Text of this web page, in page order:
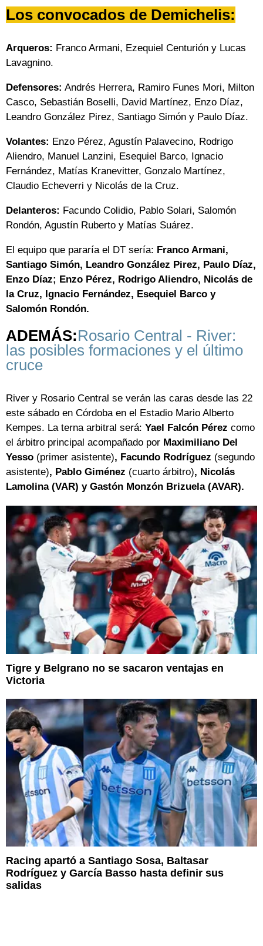
Los convocados de Demichelis:
Arqueros: Franco Armani, Ezequiel Centurión y Lucas
Lavagnino.
Defensores: Andrés Herrera, Ramiro Funes Mori, Milton
Casco, Sebastián Boselli, David Martínez, Enzo Díaz,
Leandro González Pirez, Santiago Simón y Paulo Díaz.
Volantes: Enzo Pérez, Agustín Palavecino, Rodrigo
Aliendro, Manuel Lanzini, Esequiel Barco, Ignacio
Fernández, Matías Kranevitter, Gonzalo Martínez,
Claudio Echeverri y Nicolás de la Cruz.
Delanteros: Facundo Colidio, Pablo Solari, Salomón
Rondón, Agustín Ruberto y Matías Suárez.
El equipo que pararía el DT sería: Franco Armani,
Santiago Simón, Leandro González Pirez, Paulo Díaz,
Enzo Díaz; Enzo Pérez, Rodrigo Aliendro, Nicolás de
la Cruz, Ignacio Fernández, Esequiel Barco y
Salomón Rondón.
ADEMÁS:Rosario Central - River:
las posibles formaciones y el último
cruce
River y Rosario Central se verán las caras desde las 22
este sábado en Córdoba en el Estadio Mario Alberto
Kempes. La terna arbitral será: Yael Falcón Pérez como
el árbitro principal acompañado por Maximiliano Del
Yesso (primer asistente), Facundo Rodríguez (segundo
asistente), Pablo Giménez (cuarto árbitro), Nicolás
Lamolina (VAR) y Gastón Monzón Brizuela (AVAR).
Tigre y Belgrano no se sacaron ventajas en
Victoria
Racing apartó a Santiago Sosa, Baltasar
Rodríguez y García Basso hasta definir sus
salidas